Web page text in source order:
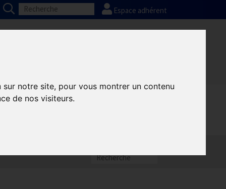
notre site, pour vous montrer un contenu
de nos visiteurs.
Espace adhérent